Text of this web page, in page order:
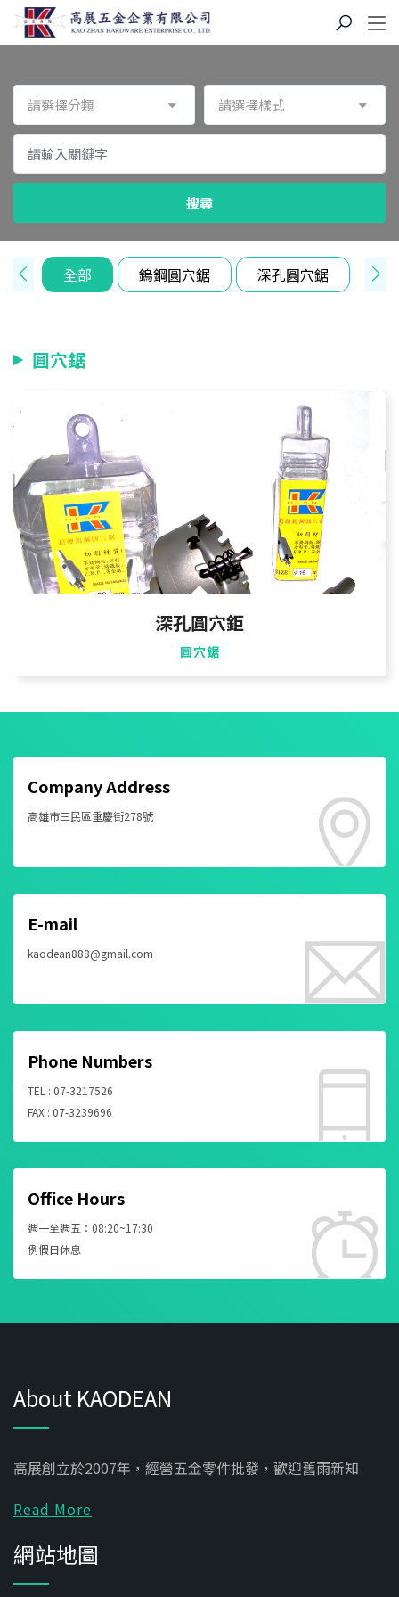
請選擇分類 請選擇樣式
搜尋
全部 鎢鋼圓穴鋸 深孔圓穴鋸
圓穴鋸
深孔圓穴鉅
圓穴鋸
Company Address
高雄市三民區重慶街278號
E-mail
kaodean888@gmail.com
Phone Numbers
TEL : 07-3217526
FAX : 07-3239696
Office Hours
週一至週五：08:20~17:30
例假日休息
About KAODEAN
高展創立於2007年，經營五金零件批發，歡迎舊雨新知
Read More
網站地圖